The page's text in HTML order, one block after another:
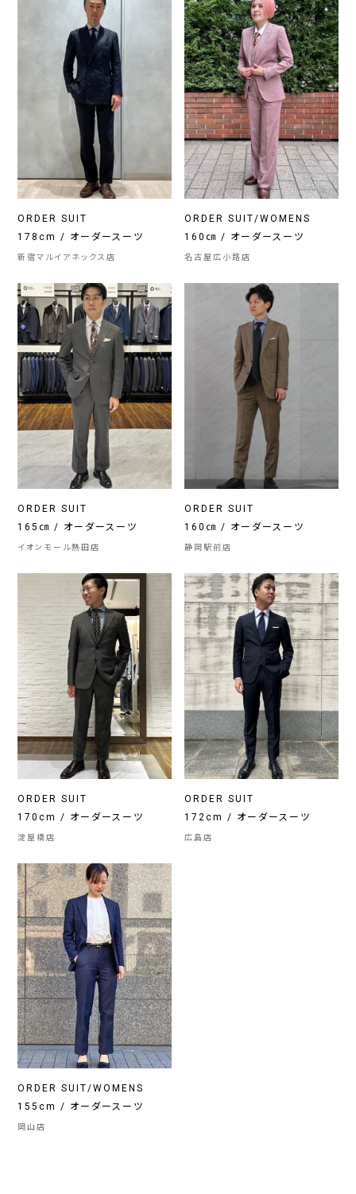
ORDER SUIT
178cm / オーダースーツ
新宿マルイアネックス店
ORDER SUIT/WOMENS
160㎝ / オーダースーツ
名古屋広小路店
ORDER SUIT
165㎝ / オーダースーツ
イオンモール熱田店
ORDER SUIT
160㎝ / オーダースーツ
静岡駅前店
ORDER SUIT
170cm / オーダースーツ
淀屋橋店
ORDER SUIT
172cm / オーダースーツ
広島店
ORDER SUIT/WOMENS
155cm / オーダースーツ
岡山店